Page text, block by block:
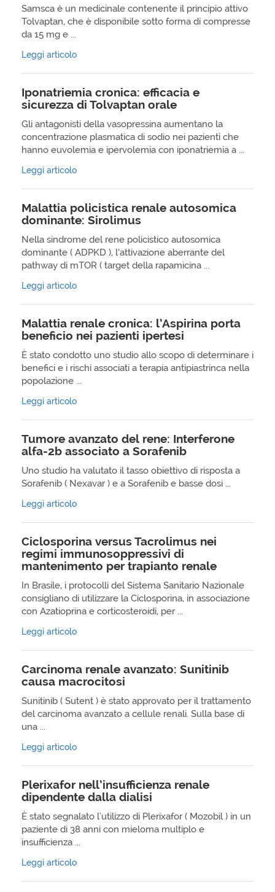
Samsca è un medicinale contenente il principio attivo
Tolvaptan, che è disponibile sotto forma di compresse
da 15 mg e ...
Leggi articolo
Iponatriemia cronica: efficacia e
sicurezza di Tolvaptan orale
Gli antagonisti della vasopressina aumentano la
concentrazione plasmatica di sodio nei pazienti che
hanno euvolemia e ipervolemia con iponatriemia a ...
Leggi articolo
Malattia policistica renale autosomica
dominante: Sirolimus
Nella sindrome del rene policistico autosomica
dominante ( ADPKD ), l’attivazione aberrante del
pathway di mTOR ( target della rapamicina ...
Leggi articolo
Malattia renale cronica: l’Aspirina porta
beneficio nei pazienti ipertesi
È stato condotto uno studio allo scopo di determinare i
benefici e i rischi associati a terapia antipiastrinca nella
popolazione ...
Leggi articolo
Tumore avanzato del rene: Interferone
alfa-2b associato a Sorafenib
Uno studio ha valutato il tasso obiettivo di risposta a
Sorafenib ( Nexavar ) e a Sorafenib e basse dosi ...
Leggi articolo
Ciclosporina versus Tacrolimus nei
regimi immunosoppressivi di
mantenimento per trapianto renale
In Brasile, i protocolli del Sistema Sanitario Nazionale
consigliano di utilizzare la Ciclosporina, in associazione
con Azatioprina e corticosteroidi, per ...
Leggi articolo
Carcinoma renale avanzato: Sunitinib
causa macrocitosi
Sunitinib ( Sutent ) è stato approvato per il trattamento
del carcinoma avanzato a cellule renali. Sulla base di
una ...
Leggi articolo
Plerixafor nell’insufficienza renale
dipendente dalla dialisi
È stato segnalato l'utilizzo di Plerixafor ( Mozobil ) in un
paziente di 38 anni con mieloma multiplo e
insufficienza ...
Leggi articolo